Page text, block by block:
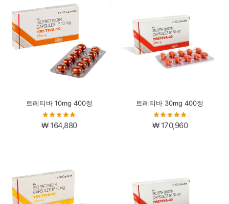
트레티바 10mg 400정
₩164,880
트레티바 30mg 400정
₩170,960